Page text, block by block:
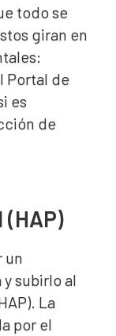
todo se
giran en
Portal de
es
de
(HAP)
un
subirlo al
La
por el